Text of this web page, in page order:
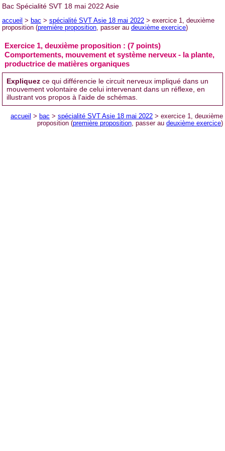
Bac Spécialité SVT 18 mai 2022 Asie
accueil > bac > spécialité SVT Asie 18 mai 2022 > exercice 1, deuxième
proposition (première proposition, passer au deuxième exercice)
Exercice 1, deuxième proposition : (7 points)
Comportements, mouvement et système nerveux - la plante,
productrice de matières organiques
Expliquez ce qui différencie le circuit nerveux impliqué dans un
mouvement volontaire de celui intervenant dans un réflexe, en
illustrant vos propos à l'aide de schémas.
accueil > bac > spécialité SVT Asie 18 mai 2022 > exercice 1, deuxième
proposition (première proposition , passer au deuxième exercice)